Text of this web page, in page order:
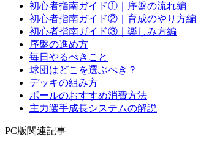
初心者指南ガイド①｜序盤の流れ編
初心者指南ガイド②｜育成のやり方編
初心者指南ガイド③｜楽しみ方編
序盤の進め方
毎日やるべきこと
球団はどこを選ぶべき？
デッキの組み方
ボールのおすすめ消費方法
主力選手成長システムの解説
PC版関連記事